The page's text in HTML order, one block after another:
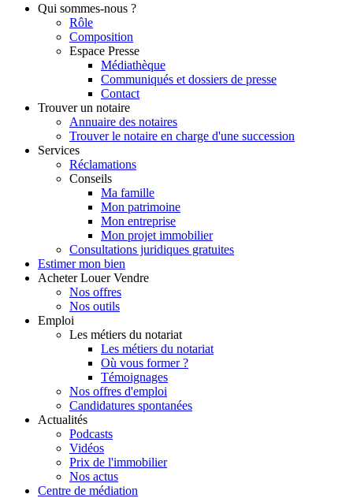
Qui sommes-nous ?
Rôle
Composition
Espace Presse
Médiathèque
Communiqués et dossiers de presse
Contact
Trouver un notaire
Annuaire des notaires
Trouver le notaire en charge d'une succession
Services
Réclamations
Conseils
Ma famille
Mon patrimoine
Mon entreprise
Mon projet immobilier
Consultations juridiques gratuites
Estimer mon bien
Acheter Louer Vendre
Nos offres
Nos outils
Emploi
Les métiers du notariat
Les métiers du notariat
Où vous former ?
Témoignages
Nos offres d'emploi
Candidatures spontanées
Actualités
Podcasts
Vidéos
Prix de l'immobilier
Nos actus
Centre de médiation